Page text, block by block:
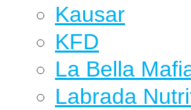
Kausar
KFD
La Bella
Labrada